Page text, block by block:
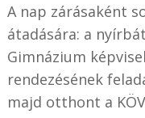
A nap zárásaként
átadására: a
Gimnázium
rendezésének
majd otthont a